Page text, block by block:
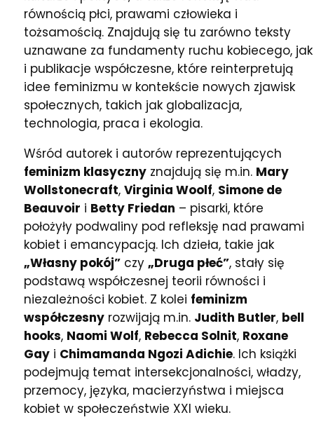
równością płci, prawami człowieka i
tożsamością. Znajdują się tu zarówno teksty
uznawane za fundamenty ruchu kobiecego, jak
i publikacje współczesne, które reinterpretują
idee feminizmu w kontekście nowych zjawisk
społecznych, takich jak globalizacja,
technologia, praca i ekologia.
Wśród autorek i autorów reprezentujących
feminizm klasyczny znajdują się m.in. Mary
Wollstonecraft, Virginia Woolf, Simone de
Beauvoir i Betty Friedan – pisarki, które
położyły podwaliny pod refleksję nad prawami
kobiet i emancypacją. Ich dzieła, takie jak
„Własny pokój” czy „Druga płeć”, stały się
podstawą współczesnej teorii równości i
niezależności kobiet. Z kolei feminizm
współczesny rozwijają m.in. Judith Butler, bell
hooks, Naomi Wolf, Rebecca Solnit, Roxane
Gay i Chimamanda Ngozi Adichie. Ich książki
podejmują temat intersekcjonalności, władzy,
przemocy, języka, macierzyństwa i miejsca
kobiet w społeczeństwie XXI wieku.